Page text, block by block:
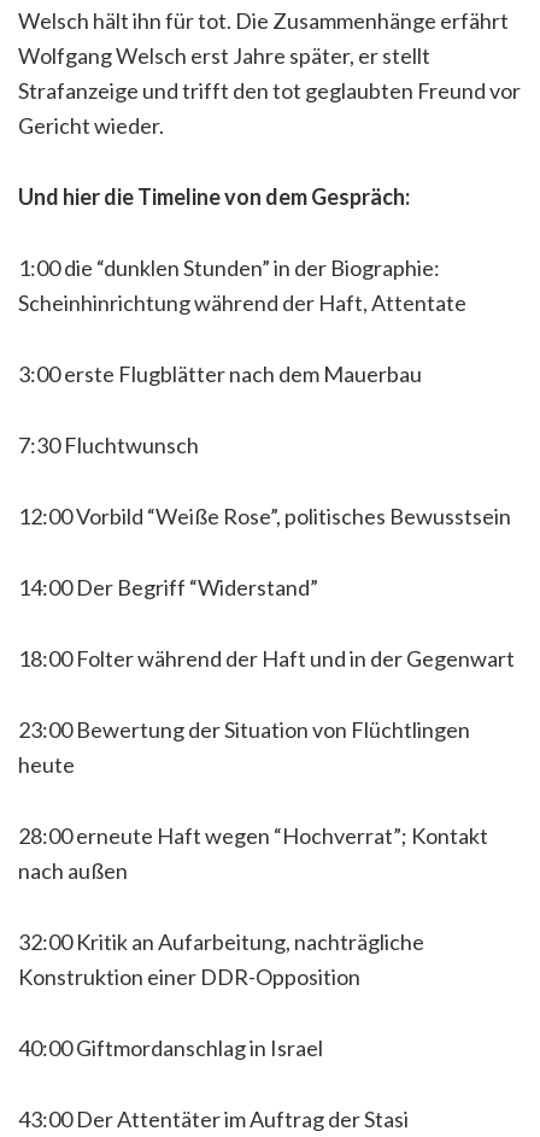
Welsch hält ihn für tot. Die Zusammenhänge erfährt
Wolfgang Welsch erst Jahre später, er stellt
Strafanzeige und trifft den tot geglaubten Freund vor
Gericht wieder.
Und hier die Timeline von dem Gespräch:
1:00 die “dunklen Stunden” in der Biographie:
Scheinhinrichtung während der Haft, Attentate
3:00 erste Flugblätter nach dem Mauerbau
7:30 Fluchtwunsch
12:00 Vorbild “Weiße Rose”, politisches Bewusstsein
14:00 Der Begriff “Widerstand”
18:00 Folter während der Haft und in der Gegenwart
23:00 Bewertung der Situation von Flüchtlingen
heute
28:00 erneute Haft wegen “Hochverrat”; Kontakt
nach außen
32:00 Kritik an Aufarbeitung, nachträgliche
Konstruktion einer DDR-Opposition
40:00 Giftmordanschlag in Israel
43:00 Der Attentäter im Auftrag der Stasi